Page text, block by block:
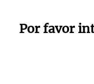
Por favor